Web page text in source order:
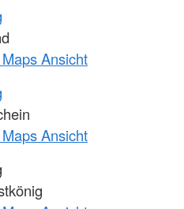
Ansicht
Ansicht